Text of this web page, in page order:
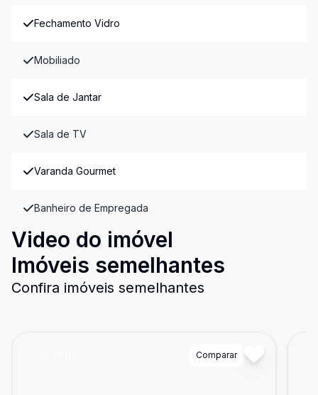
Fechamento Vidro
Mobiliado
Sala de Jantar
Sala de TV
Varanda Gourmet
Banheiro de Empregada
Video do imóvel
Imóveis semelhantes
Confira imóveis semelhantes
Comparar